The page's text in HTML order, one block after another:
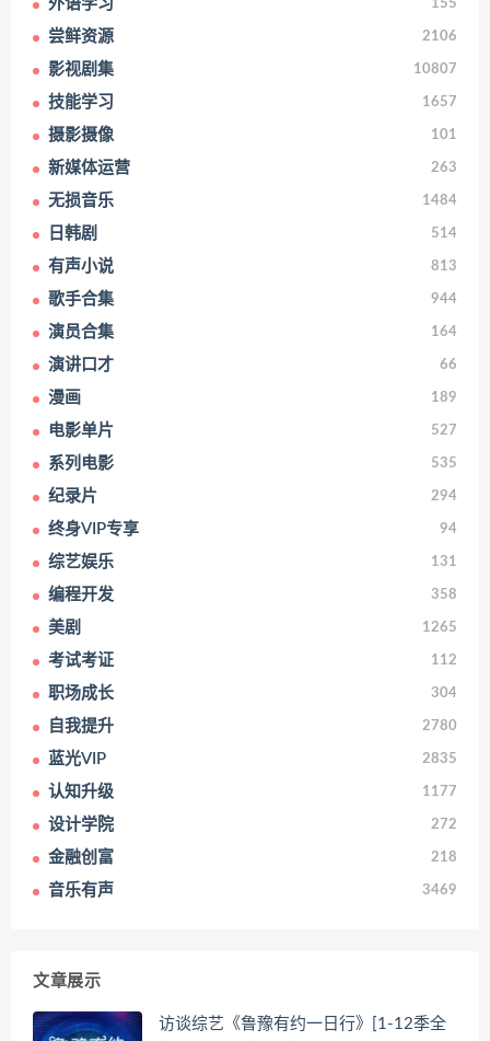
外语学习 155
尝鲜资源 2106
影视剧集 10807
技能学习 1657
摄影摄像 101
新媒体运营 263
无损音乐 1484
日韩剧 514
有声小说 813
歌手合集 944
演员合集 164
演讲口才 66
漫画 189
电影单片 527
系列电影 535
纪录片 294
终身VIP专享 94
综艺娱乐 131
编程开发 358
美剧 1265
考试考证 112
职场成长 304
自我提升 2780
蓝光VIP 2835
认知升级 1177
设计学院 272
金融创富 218
音乐有声 3469
文章展示
访谈综艺《鲁豫有约一日行》[1-12季全